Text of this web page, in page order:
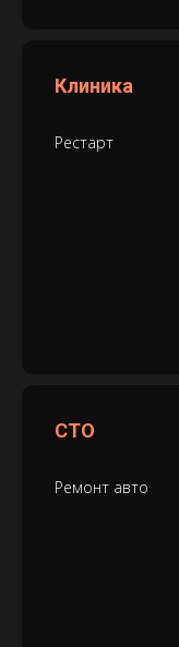
Клиника
Рестарт
СТО
Ремонт авто